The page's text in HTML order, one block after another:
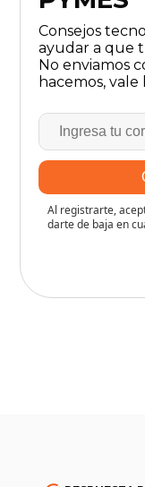
Consejos
ayudar a que
No enviamos
hacemos,